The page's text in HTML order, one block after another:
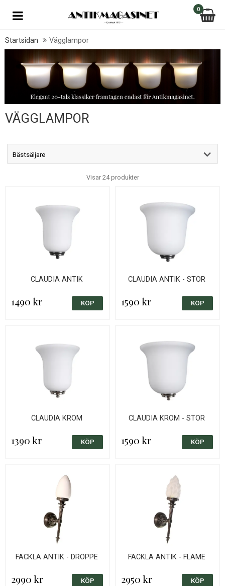
0
Startsidan Vägglampor
VÄGGLAMPOR
Visar 24 produkter
CLAUDIA ANTIK
1490 kr
CLAUDIA ANTIK - STOR
1590 kr
CLAUDIA KROM
1390 kr
CLAUDIA KROM - STOR
1590 kr
FACKLA ANTIK - DROPPE
2990 kr
FACKLA ANTIK - FLAME
2950 kr